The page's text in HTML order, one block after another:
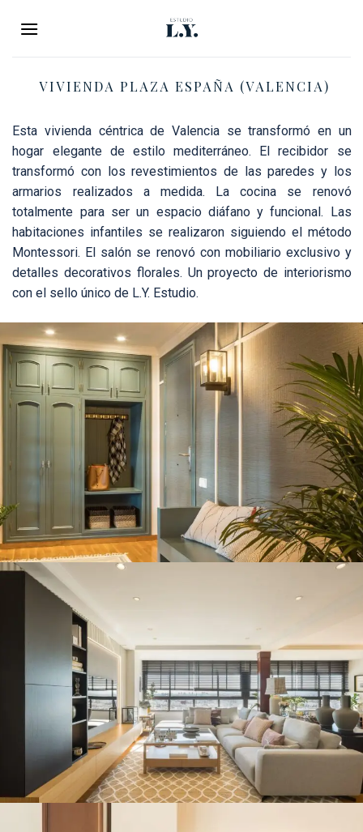
VIVIENDA PLAZA ESPAÑA (VALENCIA)
Esta vivienda céntrica de Valencia se transformó en un
hogar elegante de estilo mediterráneo. El recibidor se
transformó con los revestimientos de las paredes y los
armarios realizados a medida. La cocina se renovó
totalmente para ser un espacio diáfano y funcional. Las
habitaciones infantiles se realizaron siguiendo el método
Montessori. El salón se renovó con mobiliario exclusivo y
detalles decorativos florales. Un proyecto de interiorismo
con el sello único de L.Y. Estudio.